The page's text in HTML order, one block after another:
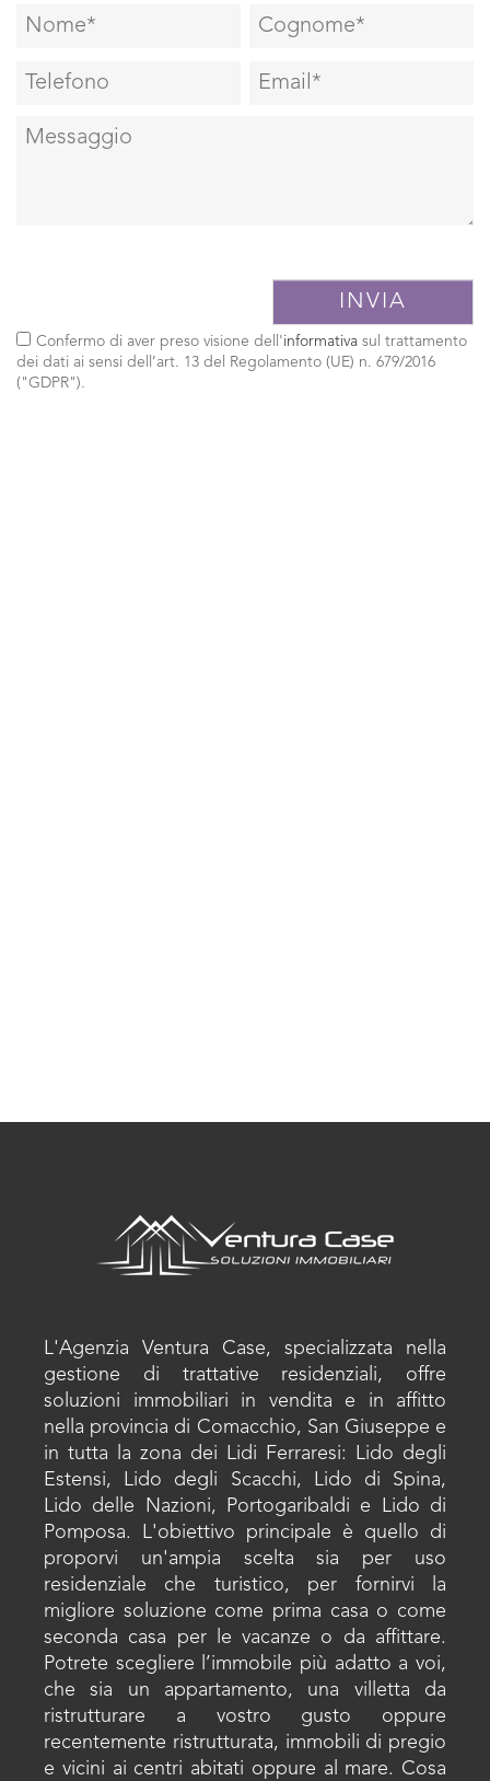
Confermo di aver preso visione dell'informativa sul trattamento
dei dati ai sensi dell’art. 13 del Regolamento (UE) n. 679/2016
("GDPR").
L'Agenzia Ventura Case, specializzata nella
gestione di trattative residenziali, offre
soluzioni immobiliari in vendita e in affitto
nella provincia di Comacchio, San Giuseppe e
in tutta la zona dei Lidi Ferraresi: Lido degli
Estensi, Lido degli Scacchi, Lido di Spina,
Lido delle Nazioni, Portogaribaldi e Lido di
Pomposa. L'obiettivo principale è quello di
proporvi un'ampia scelta sia per uso
residenziale che turistico, per fornirvi la
migliore soluzione come prima casa o come
seconda casa per le vacanze o da affittare.
Potrete scegliere l’immobile più adatto a voi,
che sia un appartamento, una villetta da
ristrutturare a vostro gusto oppure
recentemente ristrutturata, immobili di pregio
e vicini ai centri abitati oppure al mare. Cosa